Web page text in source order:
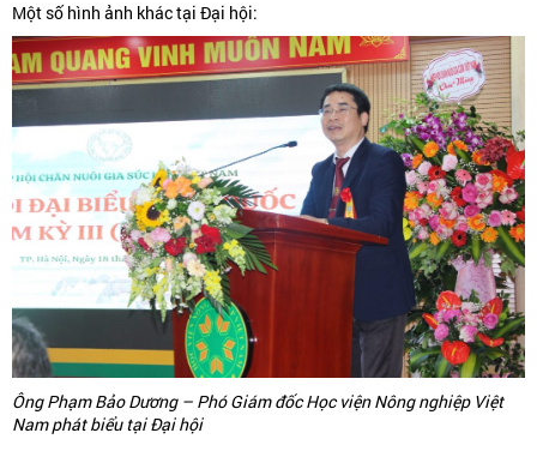
Một số hình ảnh khác tại Đại hội:
Ông Phạm Bảo Dương – Phó Giám đốc Học viện Nông nghiệp Việt
Nam phát biểu tại Đại hội